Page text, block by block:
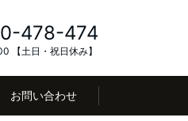
478-474
【土日・祝日休み】
お問い合わせ